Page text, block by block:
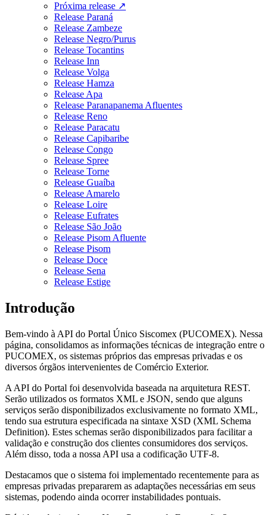
Próxima release ↗
Release Paraná
Release Zambeze
Release Negro/Purus
Release Tocantins
Release Inn
Release Volga
Release Hamza
Release Apa
Release Paranapanema Afluentes
Release Reno
Release Paracatu
Release Capibaribe
Release Congo
Release Spree
Release Torne
Release Guaíba
Release Amarelo
Release Loire
Release Eufrates
Release São João
Release Pisom Afluente
Release Pisom
Release Doce
Release Sena
Release Estige
Introdução
Bem-vindo à API do Portal Único Siscomex (PUCOMEX). Nessa
página, consolidamos as informações técnicas de integração entre o
PUCOMEX, os sistemas próprios das empresas privadas e os
diversos órgãos intervenientes de Comércio Exterior.
A API do Portal foi desenvolvida baseada na arquitetura REST.
Serão utilizados os formatos XML e JSON, sendo que alguns
serviços serão disponibilizados exclusivamente no formato XML,
tendo sua estrutura especificada na sintaxe XSD (XML Schema
Definition). Estes schemas serão disponibilizados para facilitar a
validação e construção dos clientes consumidores dos serviços.
Além disso, toda a nossa API usa a codificação UTF-8.
Destacamos que o sistema foi implementado recentemente para as
empresas privadas prepararem as adaptações necessárias em seus
sistemas, podendo ainda ocorrer instabilidades pontuais.